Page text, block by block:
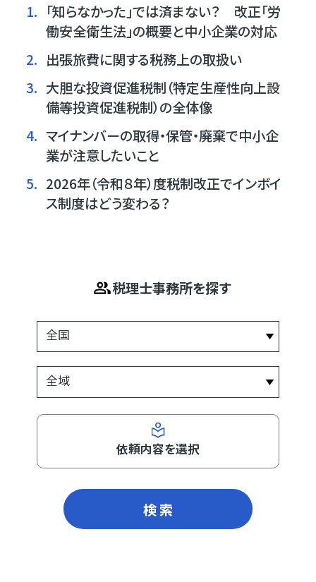
1. 「知らなかった」では済まない？ 改正「労
働安全衛生法」の概要と中小企業の対応
2. 出張旅費に関する税務上の取扱い
3. 大胆な投資促進税制（特定生産性向上設
備等投資促進税制）の全体像
4. マイナンバーの取得・保管・廃棄で中小企
業が注意したいこと
5. 2026年（令和８年）度税制改正でインボイ
ス制度はどう変わる？
税理士事務所を探す
依頼内容を選択
検 索